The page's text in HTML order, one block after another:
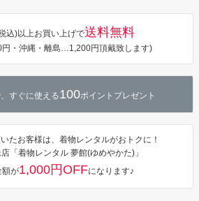
込)以上お買い上げで送料無料
・沖縄・離島…1,200円頂戴致します)
すぐに使える100ポイントプレゼント
たお客様は、着物レンタルがおトクに！
「着物レンタル 夢館(ゆめやかた)」
額が1,000円OFFになります♪